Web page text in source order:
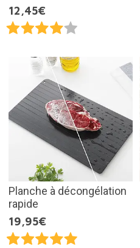
12,45€
Planche à décongélation
rapide
19,95€